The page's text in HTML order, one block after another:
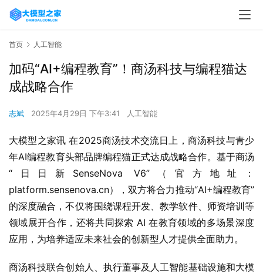
首页 人工智能
加码“AI+编程教育”！商汤科技与编程猫达
成战略合作
志斌 2025年4月29日 下午3:41 人工智能
大模型之家讯 在2025商汤技术交流日上，商汤科技与青少
年AI编程教育头部品牌编程猫正式达成战略合作。基于商汤
“日日新SenseNova V6”（官方地址：
platform.sensenova.cn），双方将合力推动“AI+编程教育”
的深度融合，不仅将围绕课程开发、教学软件、师资培训等
领域展开合作，还将共同探索 AI 在教育领域的多场景深度
应用，为培养适应未来社会的创新型人才提供全面助力。
商汤科技联合创始人、执行董事及人工智能基础设施和大模